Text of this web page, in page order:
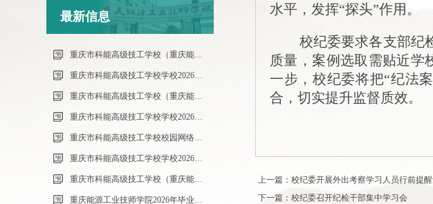
最新信息
水平，发挥“探头”作用。
校纪委要求各支部纪
质量，案例选取需贴近学
一步，校纪委将把“纪法
合，切实提升监督质效。
上一篇：校纪委开展外出考察学习人员行前提
下一篇：校纪委召开纪检干部集中学习会